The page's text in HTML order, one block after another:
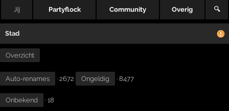
Jij Partyflock Community Overig 🔍
Stad
Overzicht
Auto-renames · 2672 Ongeldig · 8477
Onbekend · 18